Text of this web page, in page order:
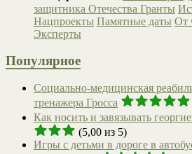
защитника Отечества Гранты
Нацпроекты Памятные даты От
Эксперты
Популярное
Социально-медицинская
тренажера Гросса
Как носить и завязывать
(5,00 из 5)
Игры с детьми в дороге в